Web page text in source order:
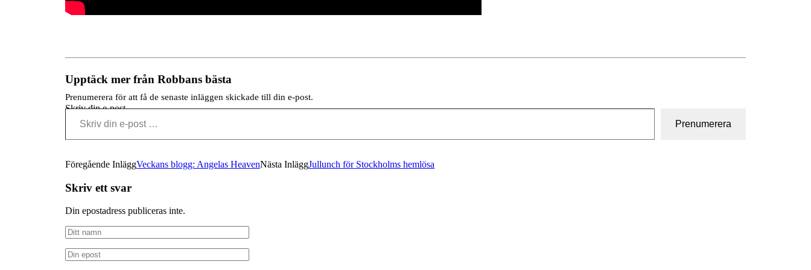
Upptäck mer från Robbans bästa
Prenumerera för att få de senaste inläggen skickade till din e-post.
Skriv din e-post …
Prenumerera
Föregående InläggVeckans blogg: Angelas HeavenNästa InläggJullunch för Stockholms hemlösa
Skriv ett svar
Din epostadress publiceras inte.